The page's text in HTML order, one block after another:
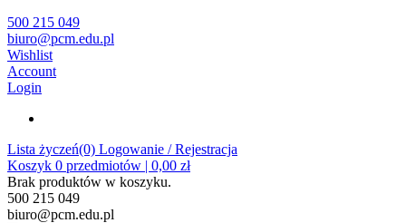
500 215 049
biuro@pcm.edu.pl
Wishlist
Account
Login
Lista życzeń(0) Logowanie / Rejestracja
Koszyk 0 przedmiotów | 0,00 zł
Brak produktów w koszyku.
500 215 049
biuro@pcm.edu.pl